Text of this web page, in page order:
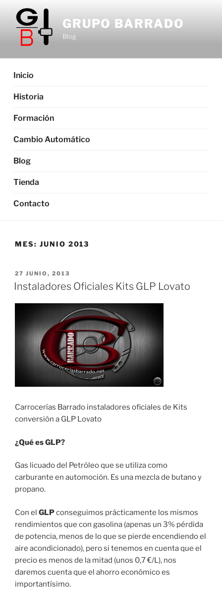
contenido
GRUPO BARRADO
Blog
Inicio
Historia
Formación
Cambio Automático
Blog
Tienda
Contacto
MES: JUNIO 2013
PUBLICADO
EL
27 JUNIO, 2013
Instaladores Oficiales Kits GLP Lovato
Carrocerías Barrado instaladores oficiales de Kits
conversión a GLP Lovato
¿Qué es GLP?
Gas licuado del Petróleo que se utiliza como
carburante en automoción. Es una mezcla de butano y
propano.
Con el GLPconseguimos prácticamente los mismos
rendimientos que con gasolina (apenas un 3% pérdida
de potencia, menos de lo que se pierde encendiendo el
aire acondicionado), pero si tenemos en cuenta que el
precio es menos de la mitad (unos 0,7 €/L), nos
daremos cuenta que el ahorro económico es
importantísimo.